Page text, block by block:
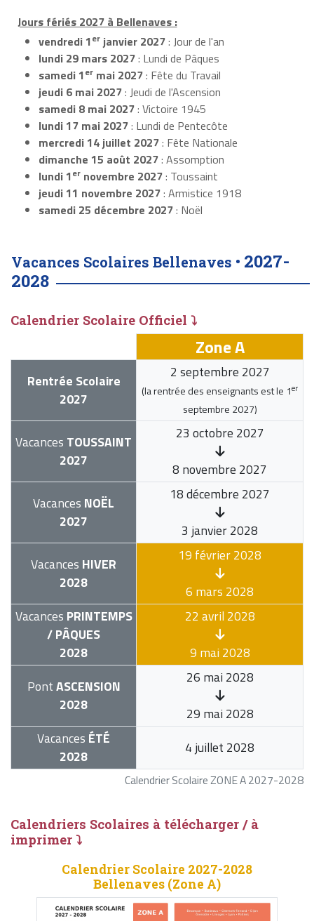
Jours fériés 2027 à Bellenaves :
vendredi 1er janvier 2027: Jour de l'an
lundi 29 mars 2027: Lundi de Pâques
samedi 1er mai 2027: Fête du Travail
jeudi 6 mai 2027: Jeudi de l'Ascension
samedi 8 mai 2027: Victoire 1945
lundi 17 mai 2027: Lundi de Pentecôte
mercredi 14 juillet 2027: Fête Nationale
dimanche 15 août 2027: Assomption
lundi 1er novembre 2027: Toussaint
jeudi 11 novembre 2027: Armistice 1918
samedi 25 décembre 2027: Noël
Vacances Scolaires Bellenaves • 2027-
2028
Calendrier Scolaire Officiel ⤵
Calendrier Scolaire ZONE A 2027-2028
Zone A
Rentrée Scolaire
2027
2 septembre 2027
(la rentrée des enseignants est le 1er
septembre 2027)
Vacances TOUSSAINT
2027
23 octobre 2027
8 novembre 2027
Vacances NOËL
2027
18 décembre 2027
3 janvier 2028
Vacances HIVER
2028
19 février 2028
6 mars 2028
Vacances PRINTEMPS
/ PÂQUES
2028
22 avril 2028
9 mai 2028
PontASCENSION
2028
26 mai 2028
29 mai 2028
Vacances ÉTÉ
2028
4 juillet 2028
Calendriers Scolaires à télécharger / à
imprimer ⤵
Calendrier Scolaire 2027-2028
Bellenaves (Zone A)